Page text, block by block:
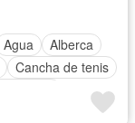
Agua
Alberca
Cancha de tenis